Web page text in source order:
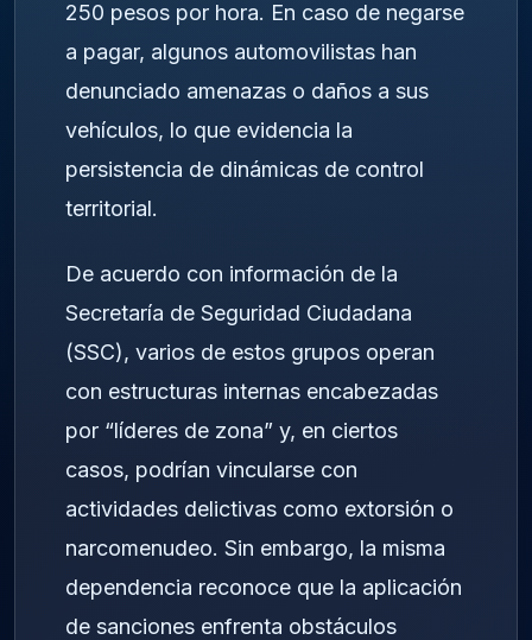
250 pesos por hora. En caso de negarse
a pagar, algunos automovilistas han
denunciado amenazas o daños a sus
vehículos, lo que evidencia la
persistencia de dinámicas de control
territorial.
De acuerdo con información de la
Secretaría de Seguridad Ciudadana
(SSC), varios de estos grupos operan
con estructuras internas encabezadas
por “líderes de zona” y, en ciertos
casos, podrían vincularse con
actividades delictivas como extorsión o
narcomenudeo. Sin embargo, la misma
dependencia reconoce que la aplicación
de sanciones enfrenta obstáculos